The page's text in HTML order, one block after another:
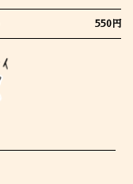
550円